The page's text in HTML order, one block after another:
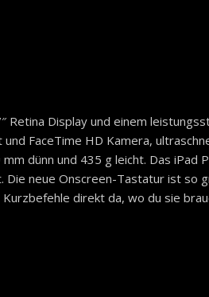
Retina Display und einem
FaceTime HD Kamera,
dünn und 435 g leicht. Das
neue Onscreen-Tastatur ist
direkt da, wo du sie